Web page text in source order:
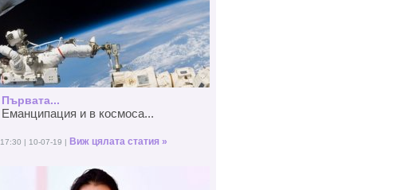
Първата...
Еманципация и в космоса...
17:30 | 10-07-19 | Виж цялата статия »